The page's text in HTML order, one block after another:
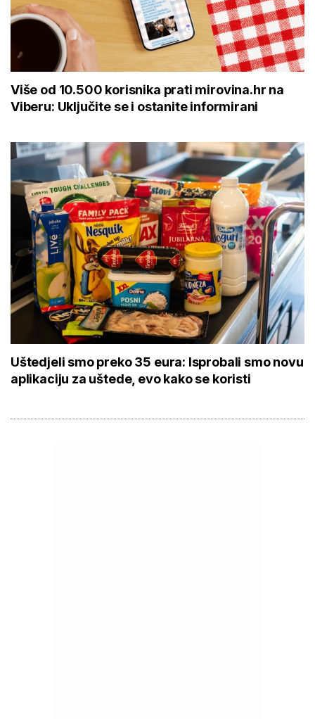
Više od 10.500 korisnika prati mirovina.hr na
Viberu: Uključite se i ostanite informirani
Uštedjeli smo preko 35 eura: Isprobali smo novu
aplikaciju za uštede, evo kako se koristi